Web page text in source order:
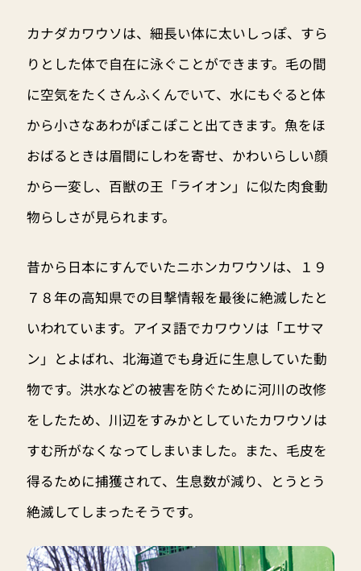
カナダカワウソは、細長い体に太いしっぽ、すら
りとした体で自在に泳ぐことができます。毛の間
に空気をたくさんふくんでいて、水にもぐると体
から小さなあわがぽこぽこと出てきます。魚をほ
おばるときは眉間にしわを寄せ、かわいらしい顔
から一変し、百獣の王「ライオン」に似た肉食動
物らしさが見られます。
昔から日本にすんでいたニホンカワウソは、１９
７８年の高知県での目撃情報を最後に絶滅したと
いわれています。アイヌ語でカワウソは「エサマ
ン」とよばれ、北海道でも身近に生息していた動
物です。洪水などの被害を防ぐために河川の改修
をしたため、川辺をすみかとしていたカワウソは
すむ所がなくなってしまいました。また、毛皮を
得るために捕獲されて、生息数が減り、とうとう
絶滅してしまったそうです。